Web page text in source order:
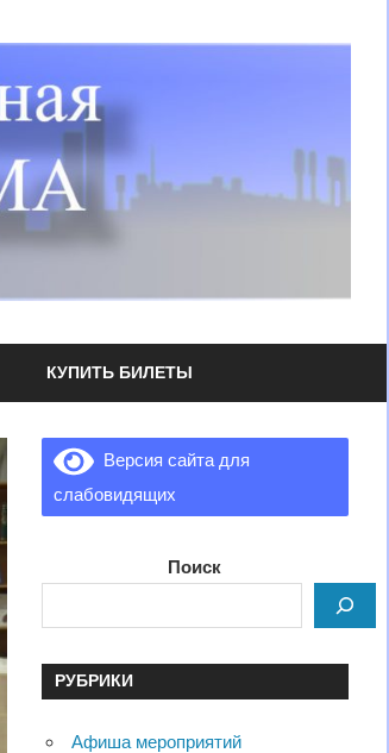
КУПИТЬ БИЛЕТЫ
Версия сайта для
слабовидящих
Поиск
РУБРИКИ
Афиша мероприятий